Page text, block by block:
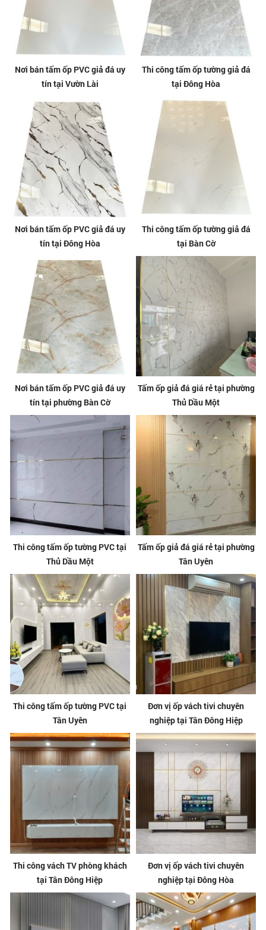
Nơi bán tấm ốp PVC giả đá uy
tín tại Vườn Lài
Thi công tấm ốp tường giả đá
tại Đông Hòa
Nơi bán tấm ốp PVC giả đá uy
tín tại Đông Hòa
Thi công tấm ốp tường giả đá
tại Bàn Cờ
Nơi bán tấm ốp PVC giả đá uy
tín tại phường Bàn Cờ
Tấm ốp giả đá giá rẻ tại phường
Thủ Dầu Một
Thi công tấm ốp tường PVC tại
Thủ Dầu Một
Tấm ốp giả đá giá rẻ tại phường
Tân Uyên
Thi công tấm ốp tường PVC tại
Tân Uyên
Đơn vị ốp vách tivi chuyên
nghiệp tại Tân Đông Hiệp
Thi công vách TV phòng khách
tại Tân Đông Hiệp
Đơn vị ốp vách tivi chuyên
nghiệp tại Đông Hòa